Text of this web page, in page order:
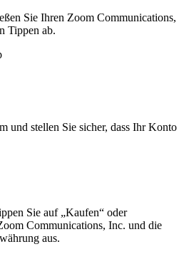
Sie Ihren Zoom Communications,
Tippen ab.
und stellen Sie sicher, dass Ihr Konto
Sie auf „Kaufen“ oder
Communications, Inc. und die
aus.